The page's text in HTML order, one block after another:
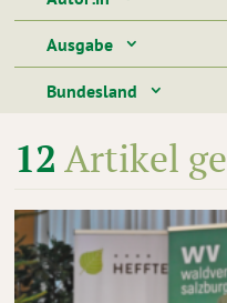
Filtern nach
Filtern nach
Ausgabe
Filtern nach
Bundesland
12 Artikel